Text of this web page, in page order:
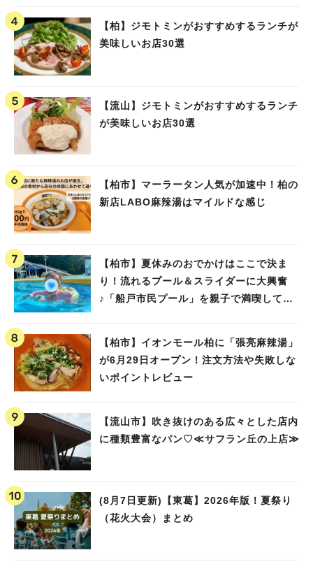
【柏】ジモトミンがおすすめするランチが
美味しいお店30選
【流山】ジモトミンがおすすめするランチ
が美味しいお店30選
【柏市】マーラータン人気が加速中！柏の
新店LABO麻辣湯はマイルドな感じ
【柏市】夏休みのおでかけはここで決ま
り！流れるプール＆スライダーに大興奮
♪「船戸市民プール」を親子で満喫してき
【柏市】イオンモール柏に「張亮麻辣湯」
が6月29日オープン！注文方法や失敗しな
いポイントレビュー
【流山市】吹き抜けのある広々とした店内
に種類豊富なパン♡≪サフラン丘の上店≫
(8月7日更新)【東葛】2026年版！夏祭り
（花火大会）まとめ